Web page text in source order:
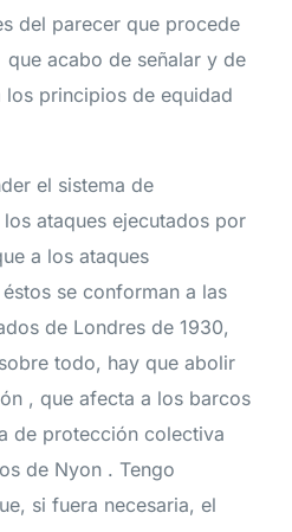
del parecer que procede
acabo de señalar y de
los principios de equidad
el sistema de
ataques ejecutados por
a los ataques
se conforman a las
de Londres de 1930,
todo, hay que abolir
, que afecta a los barcos
de protección colectiva
de Nyon . Tengo
si fuera necesaria, el